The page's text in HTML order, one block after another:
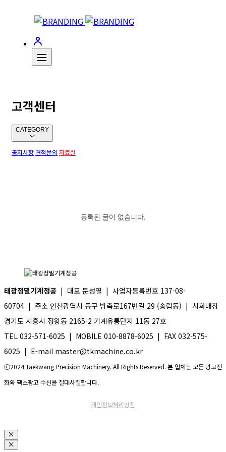
고객센터
CATEGORY
공지사항 견적문의 자료실
등록된 글이 없습니다.
태광정밀기계정공 | 대표 문성열 | 사업자등록번호 137-08-
60704 | 주소 인천광역시 동구 방축로167번길 29 (송림동) | 시화매장
경기도 시흥시 정왕동 2165-2 기계유통단지 11동 27호
TEL 032-571-6025 | MOBILE 010-8878-6025 | FAX 032-575-
6025 | E-mail master@tkmachine.co.kr
ⓒ2024 Taekwang Precision Machinery. All Rights Reserved. 본 업체는 모든 광고전
화와 팩스광고 수신을 절대사절합니다.
개인정보처리방침